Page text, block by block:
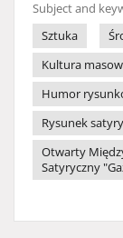
Subject and
Sztuka
Kultura
Humor
Rysunek
Otwarty
Satyryczny